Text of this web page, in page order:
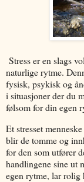
Stress er en slags
naturlige rytme.
fysisk, psykisk og
i situasjoner der du
følsom for din egen
Et stresset
blir de tomme og
for den som utfører
handlingene sine ut
egen rytme, lar rolig